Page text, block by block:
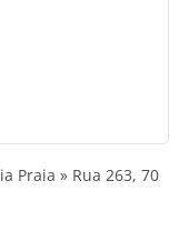
Praia » Rua 263, 70